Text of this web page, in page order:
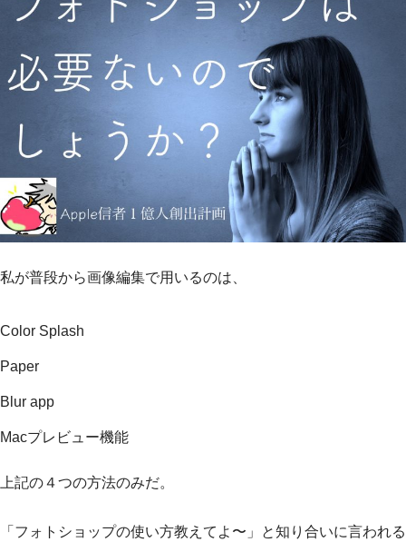
私が普段から画像編集で用いるのは、
Color Splash
Paper
Blur app
Macプレビュー機能
上記の４つの方法のみだ。
「フォトショップの使い方教えてよ〜」と知り合いに言われる